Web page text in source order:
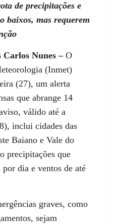
de precipitações e
baixos, mas requerem
Carlos Nunes –O
(Inmet)
(27), um alerta
que abrange 14
válido até a
inclui cidades das
Baiano e Vale do
precipitações que
dia e ventos de até
graves, como
sejam